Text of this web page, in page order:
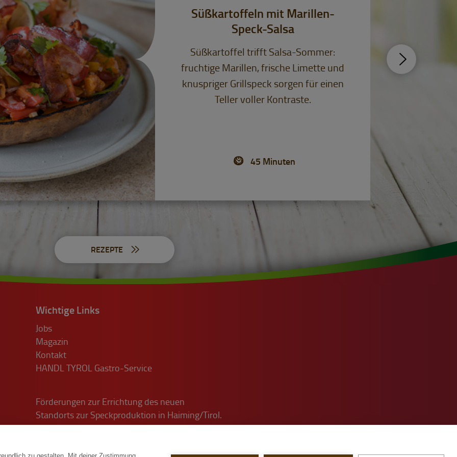
Süßkartoffeln mit Marillen-
Speck-Salsa
Süßkartoffel trifft Salsa-Sommer:
fruchtige Marillen, frische Limette und
knuspriger Grillspeck sorgen für einen
Teller voller Kontraste.
45 Minuten
REZEPTE
Wichtige Links
Jobs
Magazin
Kontakt
HANDL TYROL Gastro-Service
Förderungen zur Errichtung des neuen
Standorts zur Speckproduktion in Haiming/Tirol.